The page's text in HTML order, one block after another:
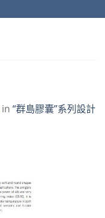
in “群島膠囊”系列設計